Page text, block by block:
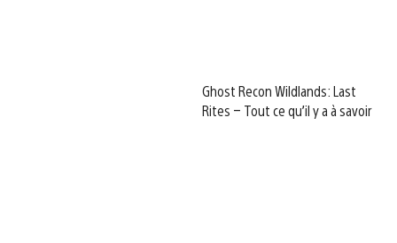
Ghost Recon Wildlands: Last
Rites – Tout ce qu’il y a à savoir